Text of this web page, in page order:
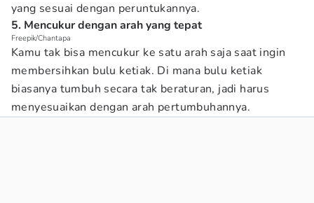
yang sesuai dengan peruntukannya.
5. Mencukur dengan arah yang tepat
Freepik/Chantapa
Kamu tak bisa mencukur ke satu arah saja saat ingin
membersihkan bulu ketiak. Di mana bulu ketiak
biasanya tumbuh secara tak beraturan, jadi harus
menyesuaikan dengan arah pertumbuhannya.